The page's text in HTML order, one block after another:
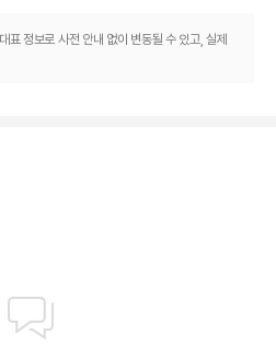
표 정보로 사전 안내 없이 변동될 수 있고, 실제